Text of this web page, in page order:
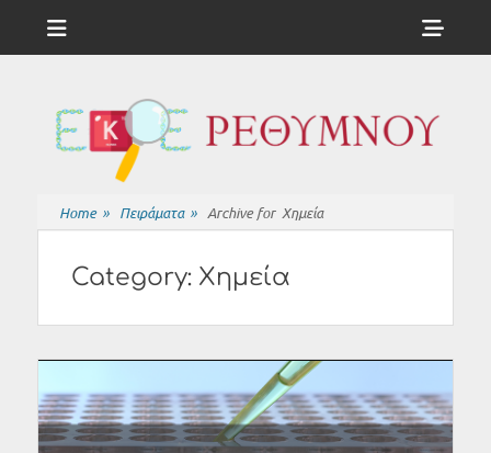
ΡΕΘΥΜΝΟΥ
Home » Πειράματα » Archive for Χημεία
Category: Χημεία